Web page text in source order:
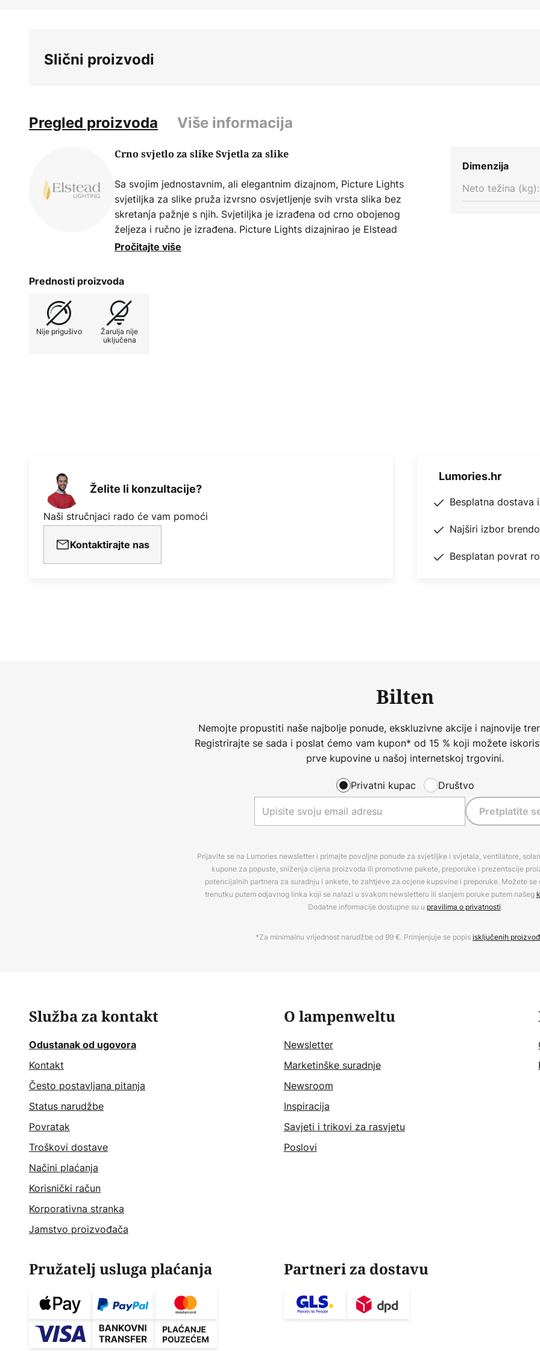
Slični proizvodi
Pregled proizvoda Više informacija
Crno svjetlo za slike Svjetla za slike
Sa svojim jednostavnim, ali elegantnim dizajnom, Picture Lights
svjetiljka za slike pruža izvrsno osvjetljenje svih vrsta slika bez
skretanja pažnje s njih. Svjetiljka je izrađena od crno obojenog
željeza i ručno je izrađena. Picture Lights dizajnirao je Elstead
Lighting.
Pročitajte više
Prednosti proizvoda
Nije prigušivo
Žarulja nije
uključena
Dimenzija
Neto težina (kg):
Želite li konzultacije?
Naši stručnjaci rado će vam pomoći
Kontaktirajte nas
Lumories.hr
Besplatna dostava
Najširi izbor
Besplatan povrat
Bilten
Nemojte propustiti naše najbolje ponude, ekskluzivne akcije i najnovije
Registrirajte se sada i poslat ćemo vam kupon* od 15 % koji možete
prve kupovine u našoj internetskoj trgovini.
Privatni kupac Društvo
Pretplatite
Prijavite se na Lumories newsletter i primajte povoljne ponude za svjetiljke i svjetala, ventilatore,
kupone za popuste, sniženja cijena proizvoda ili promotivne pakete, preporuke i prezentacije
potencijalnih partnera za suradnju i ankete, te zahtjeve za ocjene kupovine i preporuke. Možete se
trenutku putem odjavnog linka koji se nalazi u svakom newsletteru ili slanjem poruke putem našeg
Dodatne informacije dostupne su u pravilima o privatnosti.
*Za minimalnu vrijednost narudžbe od 99 €. Primjenjuje se popisisključenih
Služba za kontakt
Odustanak od ugovora
Kontakt
Često postavljana pitanja
Status narudžbe
Povratak
Troškovi dostave
Načini plaćanja
Korisnički račun
Korporativna stranka
Jamstvo proizvođača
O lampenweltu
Newsletter
Marketinške suradnje
Newsroom
Inspiracija
Savjeti i trikovi za rasvjetu
Poslovi
Pružatelj usluga plaćanja Partneri za dostavu